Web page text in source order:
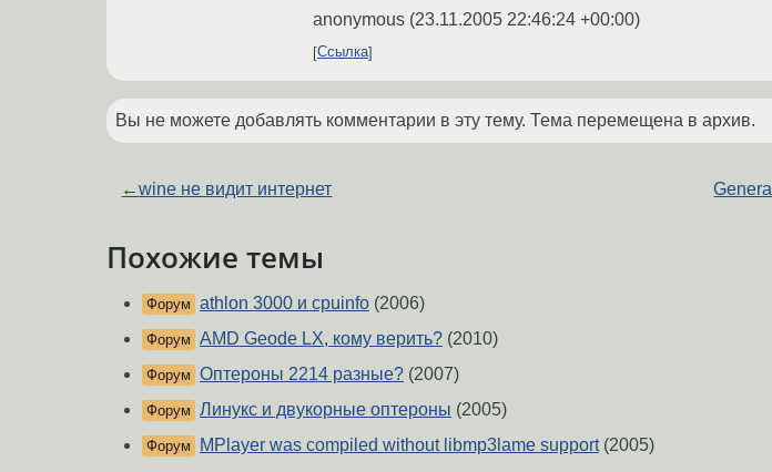
anonymous (23.11.2005 22:46:24 +00:00)
Ссылка
Вы не можете добавлять комментарии в эту тему. Тема перемещена в архив.
←wine не видит интернет General
Похожие темы
Форум athlon 3000 и cpuinfo (2006)
Форум AMD Geode LX, кому верить? (2010)
Форум Оптероны 2214 разные? (2007)
Форум Линукс и двукорные оптероны (2005)
Форум MPlayer was compiled without libmp3lame support(2005)